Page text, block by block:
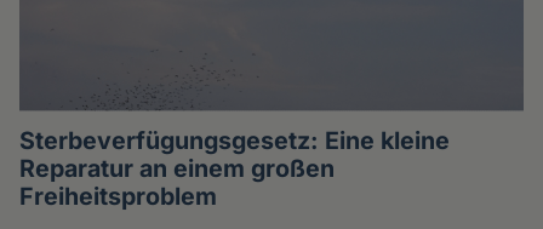
Sterbeverfügungsgesetz: Eine kleine
Reparatur an einem großen
Freiheitsproblem